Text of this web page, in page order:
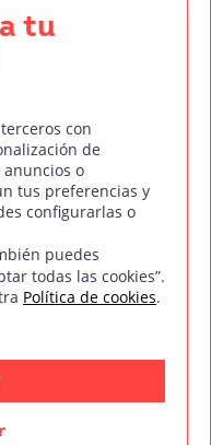
Aviso legal
tu
con
de
o
tus preferencias y
configurarlas o
puedes
todas las cookies”.
Política de cookies.